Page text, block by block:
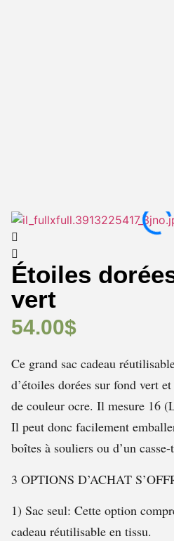
Étoiles
vert
54.00$
Ce grand sac cadeau
d’étoiles dorées sur fond vert
de couleur ocre. Il mesure 16
Il peut donc facilement
boîtes à souliers ou d’un
3 OPTIONS D’ACHAT
1) Sac seul: Cette option
cadeau réutilisable en tissu.